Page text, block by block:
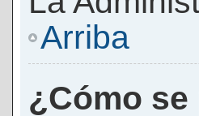
Arriba
¿Cómo